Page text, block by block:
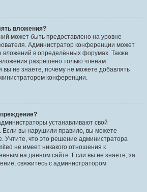
вложения?
может быть предоставлено на уровне
Администратор конференции может
вложений в определённых форумах. Также
разрешено только членам
вы не знаете, почему не можете добавлять
конференции.
устанавливают свой
Если вы нарушили правило, вы можете
Учтите, что это решение администратора
не имеет никакого отношения к
на данном сайте. Если вы не знаете, за
свяжитесь с администратором